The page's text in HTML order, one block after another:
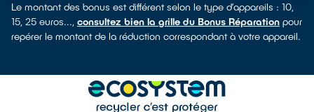
Le montant des bonus est différent selon le type d’appareils : 10,
15, 25 euros..., consultez bien la grille du Bonus Réparation pour
repérer le montant de la réduction correspondant à votre appareil.